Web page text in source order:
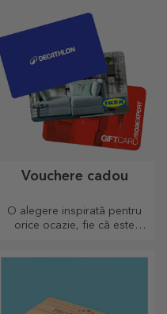
Vouchere cadou
O alegere inspirată pentru
orice ocazie, fie că este